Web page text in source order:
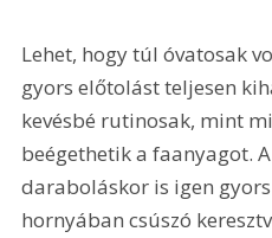
Lehet, hogy túl óvatosak
gyors előtolást teljesen
kevésbé rutinosak, mint
beégethetik a faanyagot.
daraboláskor is igen
hornyában csúszó